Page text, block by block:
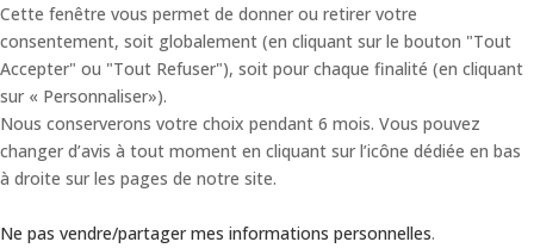
Cette fenêtre vous permet de donner ou retirer votre
consentement, soit globalement (en cliquant sur le bouton "Tout
Accepter" ou "Tout Refuser"), soit pour chaque finalité (en cliquant
sur « Personnaliser»).
Nous conserverons votre choix pendant 6 mois. Vous pouvez
changer d’avis à tout moment en cliquant sur l’icône dédiée en bas
à droite sur les pages de notre site.
Ne pas vendre/partager mes informations personnelles.